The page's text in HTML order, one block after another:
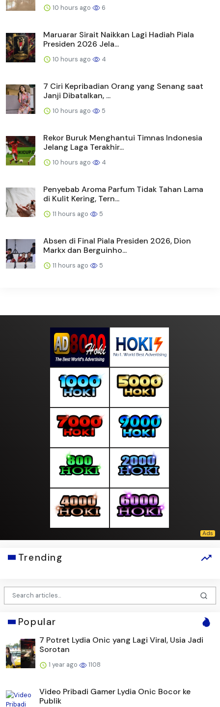
10 hours ago 6
Maruarar Sirait Naikkan Lagi Hadiah Piala
Presiden 2026 Jela...
10 hours ago 4
7 Ciri Kepribadian Orang yang Senang saat
Janji Dibatalkan, ...
10 hours ago 5
Rekor Buruk Menghantui Timnas Indonesia
Jelang Laga Terakhir...
10 hours ago 4
Penyebab Aroma Parfum Tidak Tahan Lama
di Kulit Kering, Tern...
11 hours ago 5
Absen di Final Piala Presiden 2026, Dion
Markx dan Berguinho...
11 hours ago 5
Trending
Popular
7 Potret Lydia Onic yang Lagi Viral, Usia Jadi
Sorotan
1 year ago 1108
Video Pribadi Gamer Lydia Onic Bocor ke
Publik